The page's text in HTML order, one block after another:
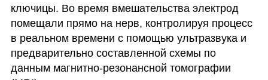
ключицы. Во время вмешательства электрод
помещали прямо на нерв, контролируя процесс
в реальном времени с помощью ультразвука и
предварительно составленной схемы по
данным магнитно-резонансной томографии